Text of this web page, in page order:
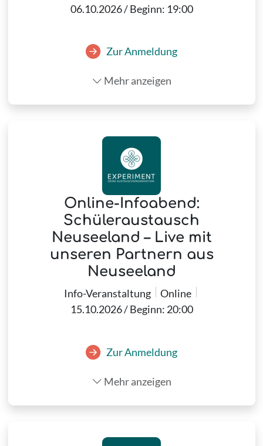
06.10.2026 / Beginn: 19:00
Zur Anmeldung
Mehr anzeigen
Online-Infoabend:
Schüleraustausch
Neuseeland – Live mit
unseren Partnern aus
Neuseeland
Info-Veranstaltung
Online
15.10.2026 / Beginn: 20:00
Zur Anmeldung
Mehr anzeigen